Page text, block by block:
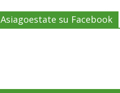
Asiagoestate su Facebook